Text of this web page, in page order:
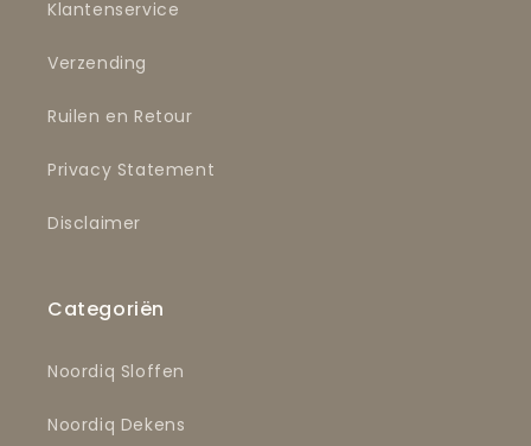
Klantenservice
Verzending
Ruilen en Retour
Privacy Statement
Disclaimer
Categoriën
Noordiq Sloffen
Noordiq Dekens